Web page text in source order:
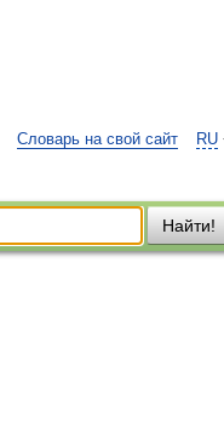
RU
Словарь на свой сайт
Найти!